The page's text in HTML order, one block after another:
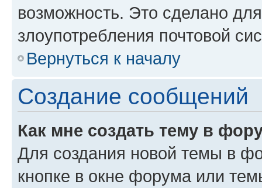
возможность. Это сделано
злоупотребления почтовой
Вернуться к началу
Создание сообщений
Как мне создать тему в
Для создания новой темы в
кнопке в окне форума или